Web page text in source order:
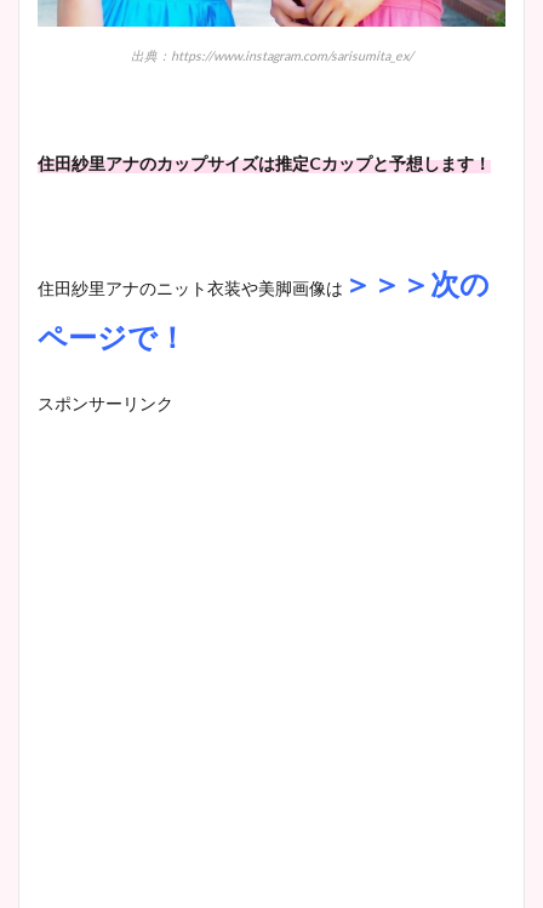
出典：https://www.instagram.com/sarisumita_ex/
住田紗里アナのカップサイズは推定Cカップと予想します！
住田紗里アナのニット衣装や美脚画像は ＞＞＞次の
ページで！
スポンサーリンク